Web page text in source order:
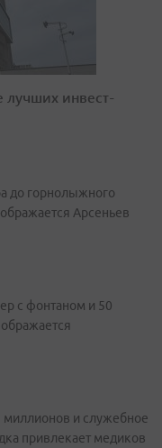
лучших инвест-
до горнолыжного
Арсеньев
с фонтаном и 50
и служебное
привлекает медиков